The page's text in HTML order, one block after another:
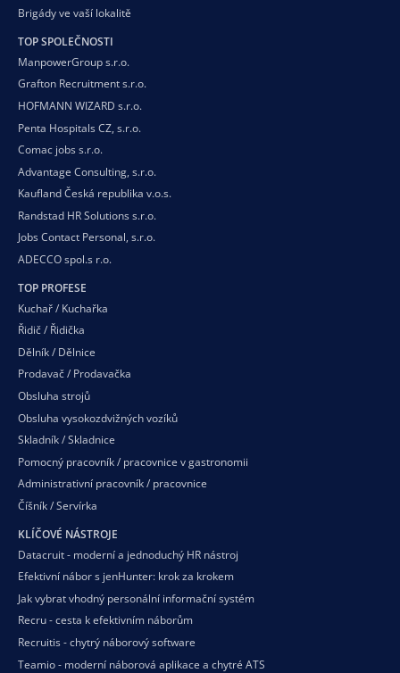
Brigády ve vaší lokalitě
TOP SPOLEČNOSTI
ManpowerGroup s.r.o.
Grafton Recruitment s.r.o.
HOFMANN WIZARD s.r.o.
Penta Hospitals CZ, s.r.o.
Comac jobs s.r.o.
Advantage Consulting, s.r.o.
Kaufland Česká republika v.o.s.
Randstad HR Solutions s.r.o.
Jobs Contact Personal, s.r.o.
ADECCO spol.s r.o.
TOP PROFESE
Kuchař / Kuchařka
Řidič / Řidička
Dělník / Dělnice
Prodavač / Prodavačka
Obsluha strojů
Obsluha vysokozdvižných vozíků
Skladník / Skladnice
Pomocný pracovník / pracovnice v gastronomii
Administrativní pracovník / pracovnice
Číšník / Servírka
KLÍČOVÉ NÁSTROJE
Datacruit - moderní a jednoduchý HR nástroj
Efektivní nábor s jenHunter: krok za krokem
Jak vybrat vhodný personální informační systém
Recru - cesta k efektivním náborům
Recruitis - chytrý náborový software
Teamio - moderní náborová aplikace a chytré ATS